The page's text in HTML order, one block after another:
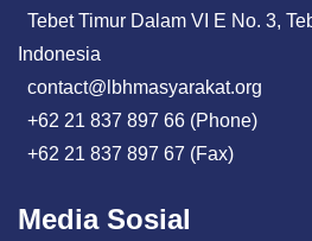
Tebet Timur Dalam VI E No. 3,
Indonesia
contact@lbhmasyarakat.org
+62 21 837 897 66 (Phone)
+62 21 837 897 67 (Fax)
Media Sosial